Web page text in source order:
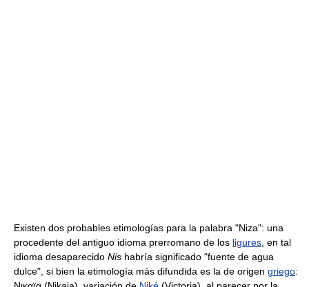
Existen dos probables etimologías para la palabra "Niza": una
procedente del antiguo idioma prerromano de los ligures , en tal
idioma desaparecido Nis habría significado "fuente de agua
dulce", si bien la etimología más difundida es la de origen griego: